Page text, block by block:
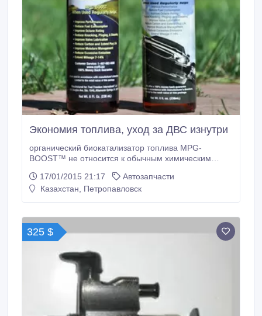
Экономия топлива, уход за ДВС изнутри
органический биокатализатор топлива MPG-
BOOST™ не относится к обычным химическим
как известно, вредны двигателю. катализаторы
MPG-BOOST™ не только способствуют
топлива (хотя и не являются октан корректором).
17/01/2015 21:17
Автозапчасти
Казахстан, Петропавловск
325 $